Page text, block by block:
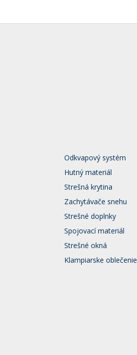
Odkvapový systém
Hutný materiál
Strešná krytina
Zachytávače snehu
Strešné doplnky
Spojovací materiál
Strešné okná
Klampiarske oblečenie